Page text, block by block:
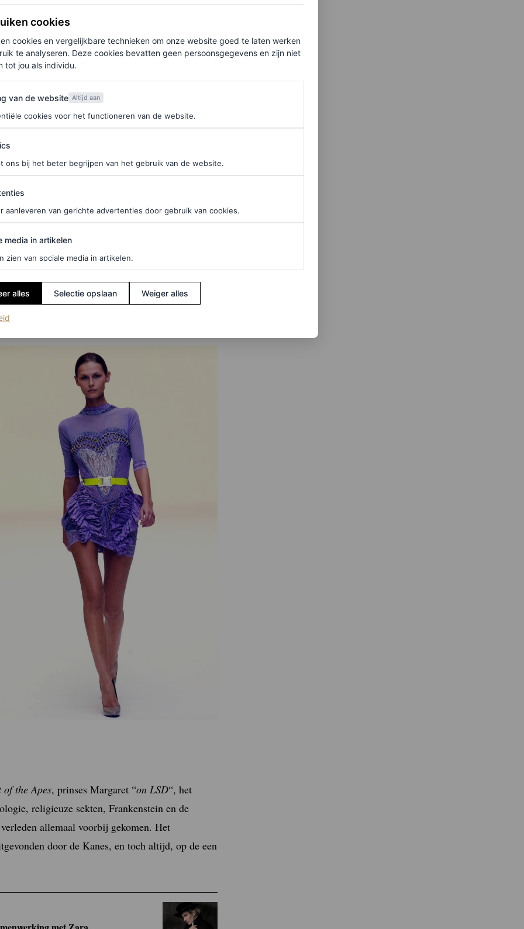
merk. De ready-to-wear-kleding van het bedrijf
heeft nog steeds zijn wortels
heeft. De naam roept een warm gevoel
leuke, meisjesachtige shows die in de jaren
creative directors Stuart Vevers, Emma
treffend. Onvoorspelbaarheid – het
is altijd al een deel geweest van de spanning
Om te beginnen is hij een topontwerper van
Als er in deze donkere dagen behoefte is aan
om in te gaan dansen, dan is Kane de
frivole eerste collectie die in 2006 opviel, toen
of the Apes, prinses Margaret “on LSD“, het
religieuze sekten, Frankenstein en de
allemaal voorbij gekomen. Het
door de Kanes, en toch altijd, op de een
cookies
cookies en vergelijkbare technieken om onze website goed te laten werken
te analyseren. Deze cookies bevatten geen persoonsgegevens en zijn niet
tot jou als individu.
de website
van de website Altijd aan
cookies voor het functioneren van de website.
ons bij het beter begrijpen van het gebruik van de website.
aanleveren van gerichte advertenties door gebruik van cookies.
in artikelen
media in artikelen
zien van sociale media in artikelen.
alles Selectie opslaan Weiger alles